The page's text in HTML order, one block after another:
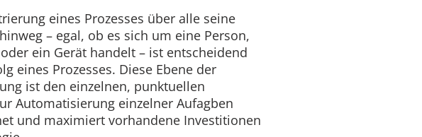
eines Prozesses über alle seine
– egal, ob es sich um eine Person,
ein Gerät handelt – ist entscheidend
eines Prozesses. Diese Ebene der
ist den einzelnen, punktuellen
Automatisierung einzelner Aufagben
und maximiert vorhandene Investitionen